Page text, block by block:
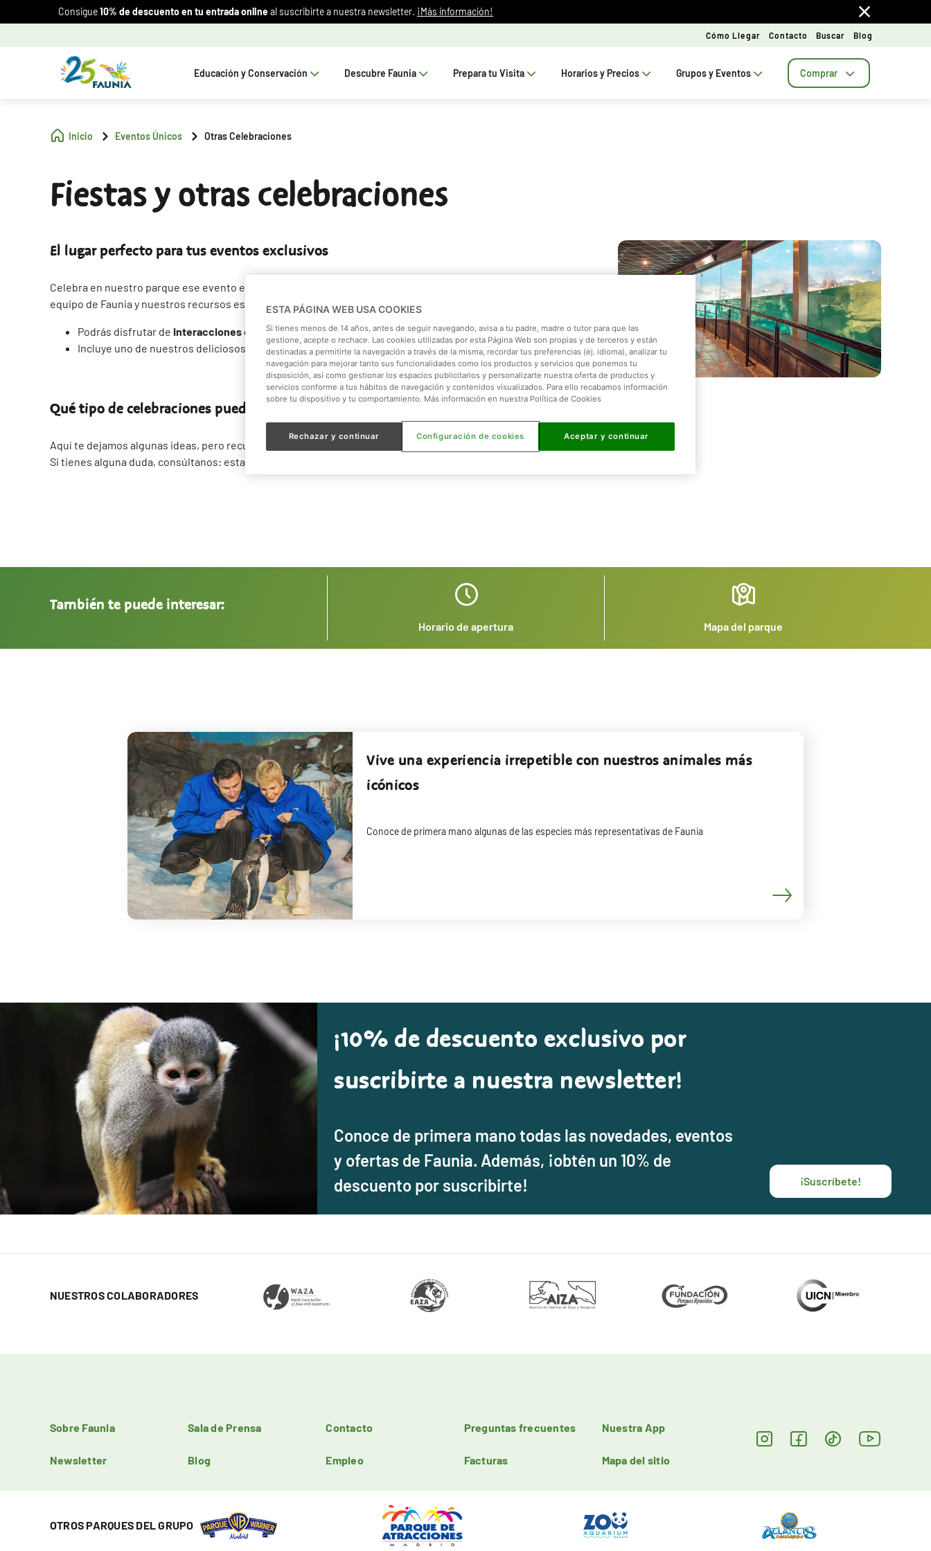
Consigue10% de descuento en tu entrada onlineal suscribirte a nuestra newsletter. ¡Más información!
Cómo Llegar Contacto Buscar Blog
Educación y Conservación Descubre Faunia Prepara tu Visita Horarios y Precios Grupos y Eventos Comprar
Inicio Eventos Únicos Otras Celebraciones
Fiestas y otras celebraciones
El lugar perfecto para tus eventos exclusivos
Celebra en nuestro parque ese evento especial que quieres que tus invitados
equipo de Faunia y nuestros recursos especializados, contarás condetalles que marcan la diferencia
Podrás disfrutar de interacciones con animales,visitas guiadas...¡todo lo que puedas imaginar!
Incluye uno de nuestros deliciosos
menúsy propuestas adaptadas a alergias e intolerancias alimenticias.
Qué tipo de celebraciones puedes organizar:
Aquí te dejamos algunas ideas, pero recuerda que aquí en Faunia puedes organizar
Si tienes alguna duda, consúltanos: estaremos encantados de ayudarte a crear el evento más único y adecuado para ti.
También te puede interesar:
Horario de apertura Mapa del parque
Vive una experiencia irrepetible con nuestros animales más
icónicos
Conoce de primera mano algunas de las especies más representativas de Faunia
¡10% de descuento exclusivo por
suscribirte a nuestra newsletter!
Conoce de primera mano todas las novedades, eventos
y ofertas de Faunia. Además, ¡obtén un 10% de
descuento por suscribirte!
¡Suscríbete!
NUESTROS COLABORADORES
Sobre Faunia Sala de Prensa Contacto Preguntas frecuentes Nuestra App
Newsletter Blog Empleo Facturas Mapa del sitio
OTROS PARQUES DEL GRUPO
ESTA PÁGINA WEB USA COOKIES
Si tienes menos de 14 años, antes de seguir navegando, avisa a tu padre, madre o tutor para que las
gestione, acepte o rechace. Las cookies utilizadas por esta Página Web son propias y de terceros y están
destinadas a permitirte la navegación a través de la misma, recordar tus preferencias (ej. idioma), analizar tu
navegación para mejorar tanto sus funcionalidades como los productos y servicios que ponemos tu
disposición, así como gestionar los espacios publicitarios y personalizarte nuestra oferta de productos y
servicios conforme a tus hábitos de navegación y contenidos visualizados. Para ello recabamos información
sobre tu dispositivo y tu comportamiento. Más información en nuestra Política de Cookies
Rechazar y continuar Aceptar y continuar
Configuración de cookies